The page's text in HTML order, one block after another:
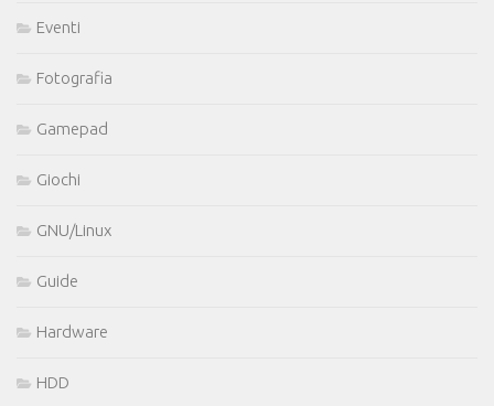
Eventi
Fotografia
Gamepad
Giochi
GNU/Linux
Guide
Hardware
HDD